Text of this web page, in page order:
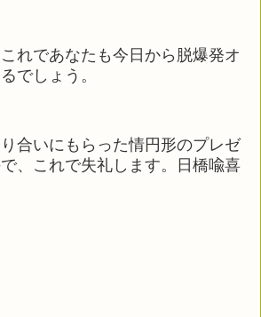
れであなたも今日から脱爆発オ
でしょう。
合いにもらった情円形のプレゼ
、これで失礼します。日橋喩喜